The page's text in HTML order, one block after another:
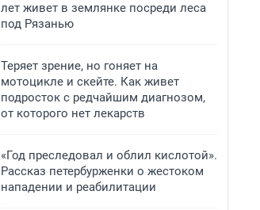
лет живет в землянке посреди леса
под Рязанью
Теряет зрение, но гоняет на
мотоцикле и скейте. Как живет
подросток с редчайшим диагнозом,
от которого нет лекарств
«Год преследовал и облил кислотой».
Рассказ петербурженки о жестоком
нападении и реабилитации